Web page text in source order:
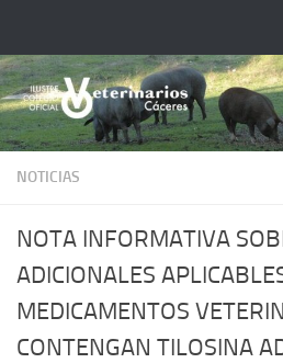
NOTICIAS
NOTA INFORMATIVA
ADICIONALES
MEDICAMENTOS
CONTENGAN TILOSINA